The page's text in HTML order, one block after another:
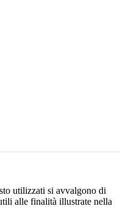
utilizzati si avvalgono di
alle finalità illustrate nella